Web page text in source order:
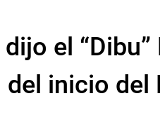
dijo el
del inicio del